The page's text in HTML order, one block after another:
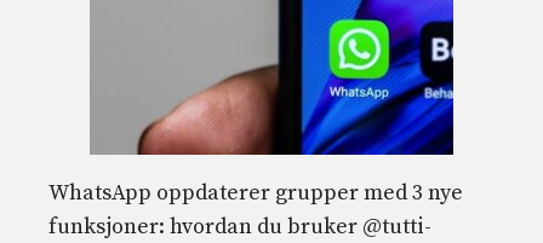
WhatsApp oppdaterer grupper med 3 nye
funksjoner: hvordan du bruker @tutti-